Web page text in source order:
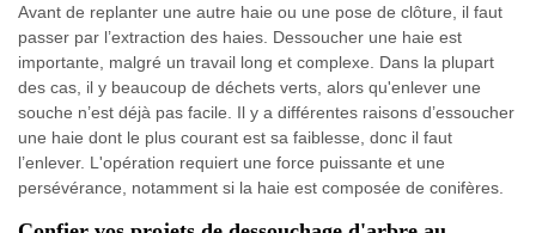
Avant de replanter une autre haie ou une pose de clôture, il faut
passer par l’extraction des haies. Dessoucher une haie est
importante, malgré un travail long et complexe. Dans la plupart
des cas, il y beaucoup de déchets verts, alors qu'enlever une
souche n’est déjà pas facile. Il y a différentes raisons d’essoucher
une haie dont le plus courant est sa faiblesse, donc il faut
l’enlever. L'opération requiert une force puissante et une
persévérance, notamment si la haie est composée de conifères.